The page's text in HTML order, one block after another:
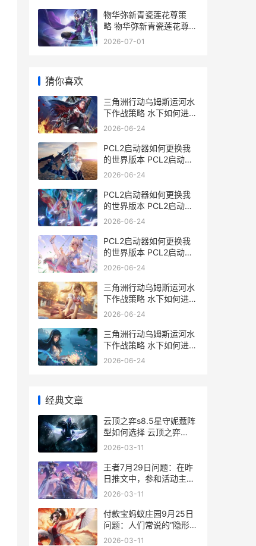
物华弥新青瓷莲花尊策
略 物华弥新青瓷莲花尊如
何配队 物华弥新青瓷莲花
2026-07-01
猜你喜欢
三角洲行动乌姆斯运河水
下作战策略 水下如何进行
交火 三角洲行动乌姆河上
内容
2026-06-24
PCL2启动器如何更换我
的世界版本 PCL2启动器
如何导入皮肤
2026-06-24
PCL2启动器如何更换我
的世界版本 PCL2启动器
如何将1.15.2版本升级到
2026-06-24
PCL2启动器如何更换我
的世界版本 PCL2启动器
如何装皮肤
2026-06-24
三角洲行动乌姆斯运河水
下作战策略 水下如何进行
交火 三角洲武器
2026-06-24
三角洲行动乌姆斯运河水
下作战策略 水下如何进行
交火 三角洲部队通关攻略
2026-06-24
经典文章
云顶之弈s8.5星守妮蔻阵
型如何选择 云顶之弈
s5.5
2026-03-11
王者7月29日问题：在昨
日推文中，参和活动主题
收集啥子道具，可用于解
券等奖励呢 王者7月5日
2026-03-11
付款宝蚂蚁庄园9月25日
问题：人们常说的“隐形飞
机”是指 支付宝蚂蚁庄园
2026-03-11